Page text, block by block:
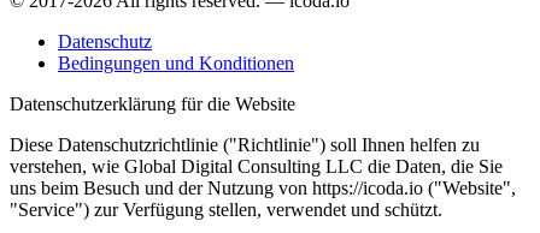
Datenschutz
Bedingungen und Konditionen
Datenschutzerklärung für die Website
Diese Datenschutzrichtlinie ("Richtlinie") soll Ihnen helfen zu
verstehen, wie Global Digital Consulting LLC die Daten, die Sie
uns beim Besuch und der Nutzung von https://icoda.io ("Website",
"Service") zur Verfügung stellen, verwendet und schützt.